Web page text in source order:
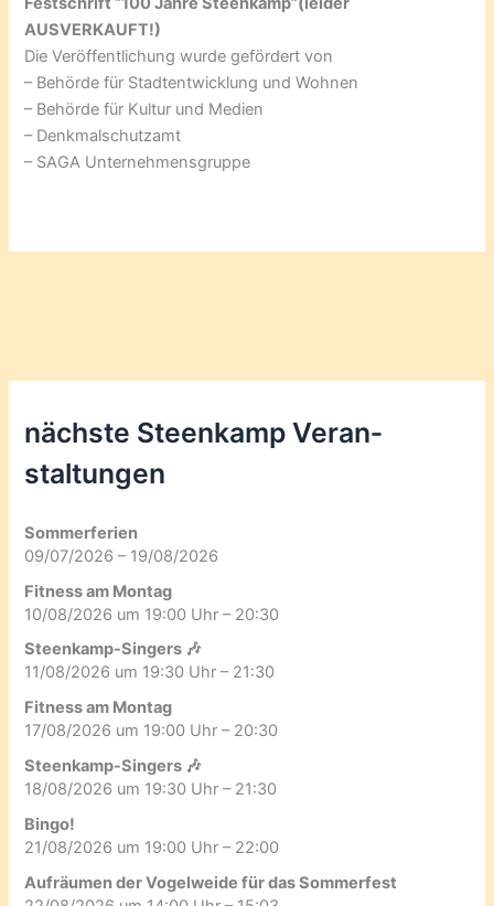
AUSVERKAUFT!)
Die Veröffentlichung wurde gefördert von
– Behörde für Stadtentwicklung und Wohnen
– Behörde für Kultur und Medien
– Denkmalschutzamt
– SAGA Unternehmensgruppe
nächste Steenkamp Veran­
staltungen
Sommerferien
09/07/2026 – 19/08/2026
Fitness am Montag
10/08/2026 um 19:00 Uhr – 20:30
Steenkamp-Singers 🎶
11/08/2026 um 19:30 Uhr – 21:30
Fitness am Montag
17/08/2026 um 19:00 Uhr – 20:30
Steenkamp-Singers 🎶
18/08/2026 um 19:30 Uhr – 21:30
Bingo!
21/08/2026 um 19:00 Uhr – 22:00
Aufräumen der Vogelweide für das Sommerfest